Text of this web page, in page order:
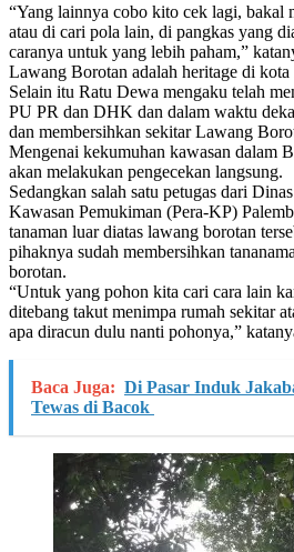
“Yang lainnya cobo kito cek lagi, bakal
atau di cari pola lain, di pangkas yang
caranya untuk yang lebih paham,”
Lawang Borotan adalah heritage di kota
Selain itu Ratu Dewa mengaku telah
PU PR dan DHK dan dalam waktu
dan membersihkan sekitar Lawang
Mengenai kekumuhan kawasan dalam
akan melakukan pengecekan langsung.
Sedangkan salah satu petugas dari
Kawasan Pemukiman (Pera-KP)
tanaman luar diatas lawang borotan
pihaknya sudah membersihkan
borotan.
“Untuk yang pohon kita cari cara lain
ditebang takut menimpa rumah sekitar
apa diracun dulu nanti pohonya,”
Baca Juga: Di Pasar Induk
Tewas di Bacok